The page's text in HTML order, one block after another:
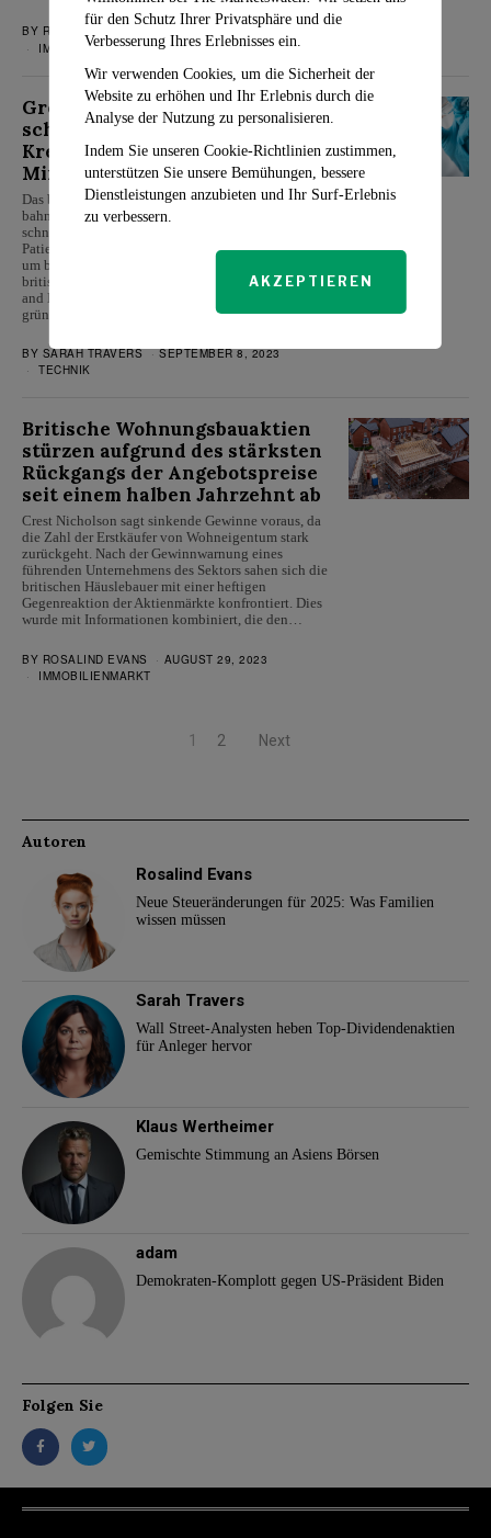
BY ROSALIND EVANS
SEPTEMBER 11, 2023
IMMOBILIENMARKT
Großbritannien genehmigt
schnelle Injektion zur
Krebsbekämpfung, die nur sieben
Minuten dauert
Das britische Gesundheitssystem macht einen
bahnbrechenden Schritt nach vorn und führt ein
schnelles injizierbares Krebsmittel für zahlreiche
Patienten in England ein, das die Behandlungszeit
um beeindruckende 75 % verkürzt. Nachdem die
britische Arzneimittelzulassungsbehörde (Medicines
and Healthcare Products Regulatory Agency, MHRA)
grünes Licht…
BY SARAH TRAVERS
SEPTEMBER 8, 2023
TECHNIK
Britische Wohnungsbauaktien
stürzen aufgrund des stärksten
Rückgangs der Angebotspreise
seit einem halben Jahrzehnt ab
Crest Nicholson sagt sinkende Gewinne voraus, da
die Zahl der Erstkäufer von Wohneigentum stark
zurückgeht. Nach der Gewinnwarnung eines
führenden Unternehmens des Sektors sahen sich die
britischen Häuslebauer mit einer heftigen
Gegenreaktion der Aktienmärkte konfrontiert. Dies
wurde mit Informationen kombiniert, die den…
BY ROSALIND EVANS
AUGUST 29, 2023
IMMOBILIENMARKT
1 2 Next
Autoren
Rosalind Evans
Neue Steueränderungen für 2025: Was Familien
wissen müssen
Sarah Travers
Wall Street-Analysten heben Top-Dividendenaktien
für Anleger hervor
Klaus Wertheimer
Gemischte Stimmung an Asiens Börsen
adam
Demokraten-Komplott gegen US-Präsident Biden
Folgen Sie
für den Schutz Ihrer Privatsphäre und die
Verbesserung Ihres Erlebnisses ein.
Wir verwenden Cookies, um die Sicherheit der
Website zu erhöhen und Ihr Erlebnis durch die
Analyse der Nutzung zu personalisieren.
Indem Sie unseren Cookie-Richtlinien zustimmen,
unterstützen Sie unsere Bemühungen, bessere
Dienstleistungen anzubieten und Ihr Surf-Erlebnis
zu verbessern.
AKZEPTIEREN